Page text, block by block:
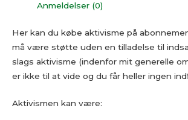
Anmeldelser (0)
Her kan du købe aktivisme på
må være støtte uden en tilladelse til
slags aktivisme (indenfor mit generelle
er ikke til at vide og du får heller ingen
Aktivismen kan være: